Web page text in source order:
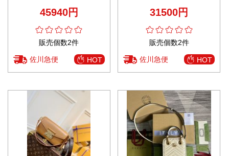
ル仕様 即納対応45940円
販売個数2件
佐川急便 HOT
AS4991 ホワイト
31500円
販売個数2件
佐川急便 HOT